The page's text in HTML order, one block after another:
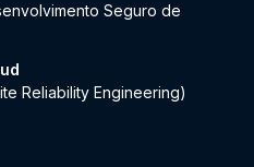
Seguro de
Reliability Engineering)